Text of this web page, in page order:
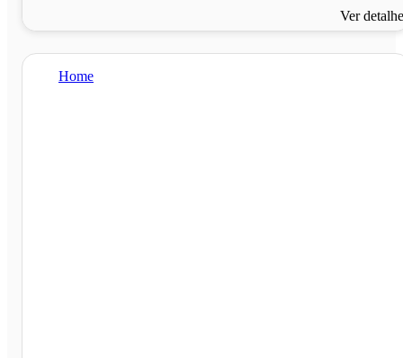
Ver
Home